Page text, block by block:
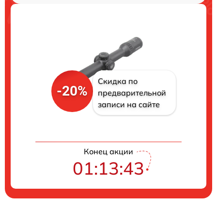
-20%
Скидка по
предварительной
записи на сайте
Конец акции
01:13:42